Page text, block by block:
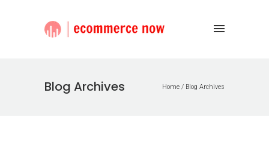
Blog Archives Home / Blog Archives